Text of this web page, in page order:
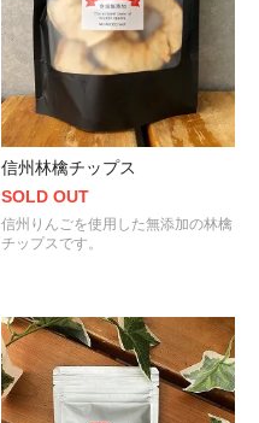
信州林檎チップス
SOLD OUT
信州りんごを使用した無添加の林檎
チップスです。